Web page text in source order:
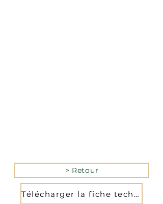
> Retour
Télécharger la fiche technique